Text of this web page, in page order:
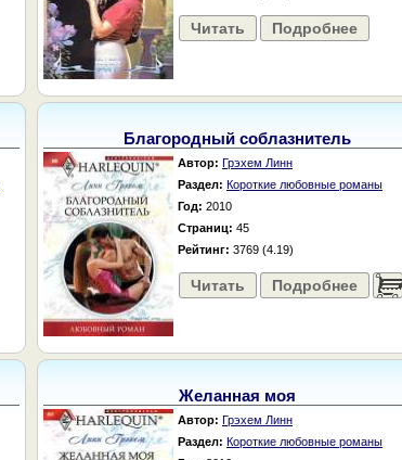
Читать Подробнее
Благородный соблазнитель
Автор: Грэхем Линн
Раздел: Короткие любовные романы
Год: 2010
Страниц: 45
Рейтинг: 3769 (4.19)
Читать Подробнее ......
Желанная моя
Автор: Грэхем Линн
Раздел: Короткие любовные романы